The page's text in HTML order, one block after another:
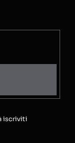
iscriviti